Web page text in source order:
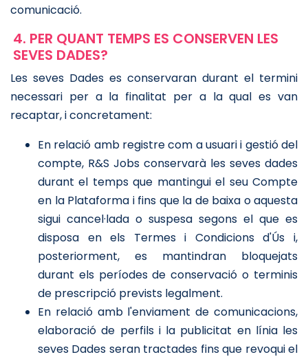
comunicació.
4. PER QUANT TEMPS ES CONSERVEN LES
SEVES DADES?
Les seves Dades es conservaran durant el termini
necessari per a la finalitat per a la qual es van
recaptar, i concretament:
En relació amb registre com a usuari i gestió del
compte, R&S Jobs conservarà les seves dades
durant el temps que mantingui el seu Compte
en la Plataforma i fins que la de baixa o aquesta
sigui cancel·lada o suspesa segons el que es
disposa en els Termes i Condicions d'Ús i,
posteriorment, es mantindran bloquejats
durant els períodes de conservació o terminis
de prescripció prevists legalment.
En relació amb l'enviament de comunicacions,
elaboració de perfils i la publicitat en línia les
seves Dades seran tractades fins que revoqui el